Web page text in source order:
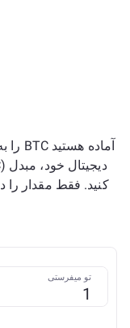
تو میفرستی